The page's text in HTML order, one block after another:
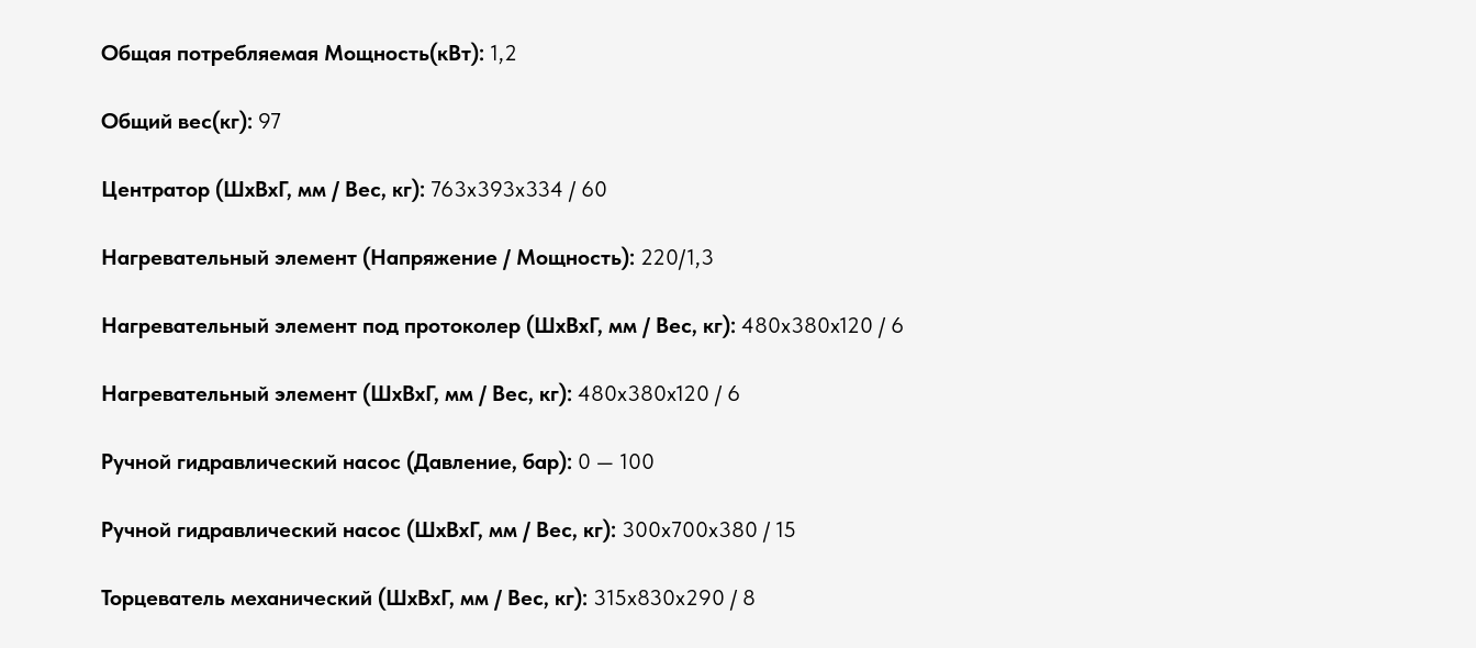
Общая потребляемая Мощность(кВт): 1,2
Общий вес(кг): 97
Центратор (ШхВхГ, мм / Вес, кг): 763х393х334 / 60
Нагревательный элемент (Напряжение / Мощность): 220/1,3
Нагревательный элемент под протоколер (ШхВхГ, мм / Вес, кг): 480х380х120 / 6
Нагревательный элемент (ШхВхГ, мм / Вес, кг): 480х380х120 / 6
Ручной гидравлический насос (Давление, бар): 0 — 100
Ручной гидравлический насос (ШхВхГ, мм / Вес, кг): 300х700х380 / 15
Торцеватель механический (ШхВхГ, мм / Вес, кг): 315х830х290 / 8